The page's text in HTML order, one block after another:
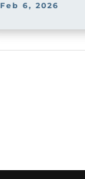
Feb 6, 2026